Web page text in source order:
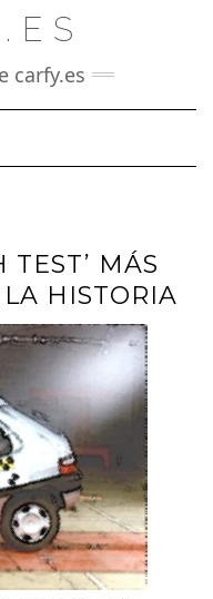
carfy.es
modo de navegación
TEST’ MÁS
HISTORIA